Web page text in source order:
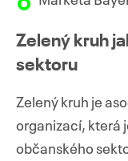
Zelený kruh
sektoru
Zelený kruh je
organizací, která
občanského